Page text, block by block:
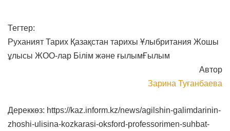
Тегтер:
Руханият Тарих Қазақстан тарихы Ұлыбритания Жошы
ұлысы ЖОО-лар Білім және ғылымҒылым
Автор
Зарина Туғанбаева
Дереккөз: https://kaz.inform.kz/news/agilshin-galimdarinin-
zhoshi-ulisina-kozkarasi-oksford-professorimen-suhbat-